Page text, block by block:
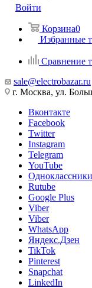
Войти
Корзина0
Избранные
Сравнение
sale@electrobazar.ru
г. Москва, ул.
Вконтакте
Facebook
Twitter
Instagram
Telegram
YouTube
Одноклассники
Rutube
Google Plus
Viber
Viber
WhatsApp
Яндекс.Дзен
TikTok
Pinterest
Snapchat
LinkedIn